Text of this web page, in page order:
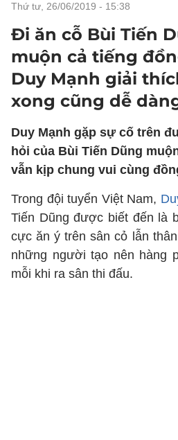
thứ tư, 26/06/2019 - 15:38
Đi ăn cỗ Bùi Tiến
muộn cả tiếng
Duy Mạnh giải
xong cũng dễ
Duy Mạnh gặp sự cố trên
hỏi của Bùi Tiến Dũng
vẫn kịp chung vui cùng
Trong đội tuyển Việt Nam,
Tiến Dũng được biết đến là
cực ăn ý trên sân cỏ lẫn
những người tạo nên hàng
mỗi khi ra sân thi đấu.